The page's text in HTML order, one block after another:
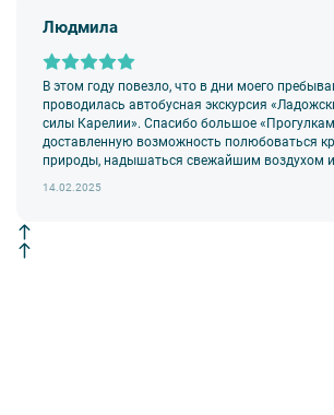
Людмила
В этом году повезло, что в дни моего
проводилась автобусная экскурсия
силы Карелии». Спасибо большое
доставленную возможность полюбоваться
природы, надышаться свежайшим воздухом и
14.02.2025